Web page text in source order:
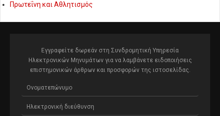
Πρωτεΐνη και Αθλητισμός
Εγγραφείτε δωρεάν στη Συνδρομητική Υπηρεσία
Ηλεκτρονικών Μηνυμάτων για να λαμβάνετε ειδοποιήσεις
επιστημονικών άρθρων και προσφορών της ιστοσελίδας.